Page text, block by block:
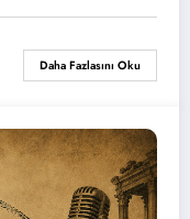
Daha Fazlasını Oku